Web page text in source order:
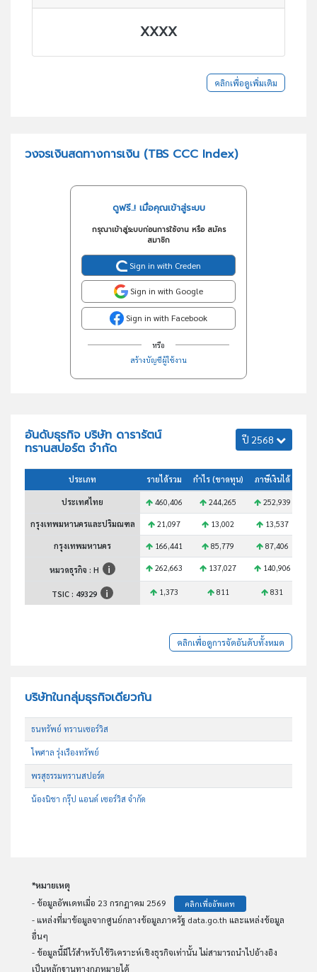
XXXX
คลิกเพื่อดูเพิ่มเติม
วงจรเงินสดทางการเงิน (TBS CCC Index)
ดูฟรี..! เมื่อคุณเข้าสู่ระบบ
กรุณาเข้าสู่ระบบก่อนการใช้งาน หรือ สมัคร
สมาชิก
Sign in with Creden
Sign in with Google
Sign in with Facebook
หรือ
สร้างบัญชีผู้ใช้งาน
อันดับธุรกิจ บริษัท ดารารัตน์
ทรานสปอร์ต จำกัด
ปี 2568
ประเภท รายได้รวม กำไร (ขาดทุน) ภาษีเงินได้
ประเทศไทย 460,406 244,265 252,939
กรุงเทพมหานครและปริมณฑล 21,097 13,002 13,537
กรุงเทพมหานคร 166,441 85,779 87,406
หมวดธุรกิจ : H 262,663 137,027 140,906
TSIC : 49329 1,373 811 831
คลิกเพื่อดูการจัดอันดับทั้งหมด
บริษัทในกลุ่มธุรกิจเดียวกัน
ธนทรัพย์ ทรานเซอร์วิส
ไพศาล รุ่งเรืองทรัพย์
พรสุธรรมทรานสปอร์ต
น้องนิชา กรุ๊ป แอนด์ เซอร์วิส จำกัด
*หมายเหตุ
- ข้อมูลอัพเดทเมื่อ 23 กรกฎาคม 2569
คลิกเพื่ออัพเดท
- แหล่งที่มาข้อมูลจากศูนย์กลางข้อมูลภาครัฐ data.go.th และแหล่งข้อมูล
อื่นๆ
- ข้อมูลนี้มีไว้สำหรับใช้วิเคราะห์เชิงธุรกิจเท่านั้น ไม่สามารถนำไปอ้างอิง
เป็นหลักฐานทางกฏหมายได้